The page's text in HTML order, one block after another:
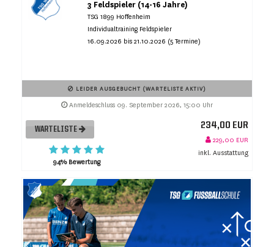
3 Feldspieler (14-16 Jahre)
TSG 1899 Hoffenheim
Individualtraining Feldspieler
16.09.2026 bis 21.10.2026 (5 Termine)
LEIDER AUSGEBUCHT (WARTELISTE AKTIV)
Anmeldeschluss 09. September 2026, 15:00 Uhr
WARTELISTE
94% Bewertung
234,00 EUR
229,00 EUR
inkl. Ausstattung